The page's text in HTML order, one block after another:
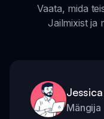
Vaata, mida
Jailmixist ja
Mängija